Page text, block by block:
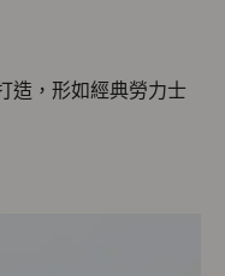
造，形如經典勞力士